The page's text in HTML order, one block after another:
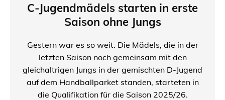
C-Jugendmädels starten in erste
Saison ohne Jungs
Gestern war es so weit. Die Mädels, die in der
letzten Saison noch gemeinsam mit den
gleichaltrigen Jungs in der gemischten D-Jugend
auf dem Handballparket standen, starteten in
die Qualifikation für die Saison 2025/26.